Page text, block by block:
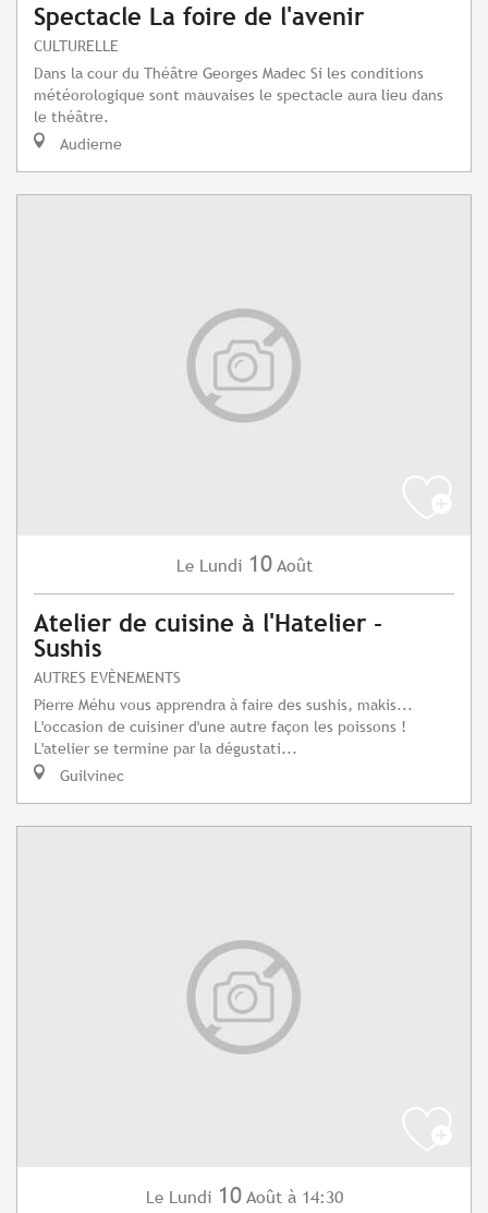
Spectacle La foire de l'avenir
CULTURELLE
Dans la cour du Théâtre Georges Madec Si les conditions
météorologique sont mauvaises le spectacle aura lieu dans
le théâtre.
Audierne
Le Lundi 10 Août
Atelier de cuisine à l'Hatelier -
Sushis
AUTRES EVÈNEMENTS
Pierre Méhu vous apprendra à faire des sushis, makis...
L'occasion de cuisiner d'une autre façon les poissons !
L'atelier se termine par la dégustati...
Guilvinec
Le Lundi 10 Août à 14:30